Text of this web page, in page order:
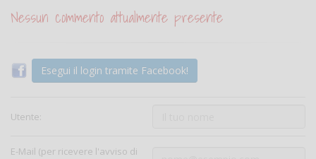
Nessun commento attualmente presente
Esegui il login tramite Facebook!
Utente:
E-Mail (per ricevere l'avviso di